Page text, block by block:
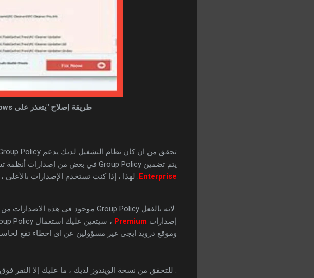
طريقة إصلاح "يتعذر على Windows إيجاد Windows cannot find gpedit.ms
تحقق من ان كان نظام التشغيل لديك يدعم Group Policy
يتم تضمين Group Policy في بعض من إصدارات أنظمة تشغيل
Enterprise. لهذا ، إذا كنت تستخدم الإصدارات
لانه بالفعل Group Policy موجود فى هذه الاصدارات من الويندوز ولكن في حالة استعمال
إصدارات Premium
وموقع درويد ايجى غير مسؤولين عن اى اخطاء تقع
. للتحقق من نسخة الويندوز لديك ، ما عليك إلا النقر فوق